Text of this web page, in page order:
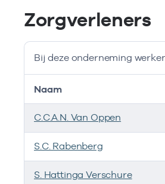
Zorgverleners
Bij deze onderneming
Naam
C.C.A.N. Van Oppen
S.C. Rabenberg
S. Hattinga Verschure